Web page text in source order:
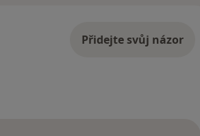
Přidejte svůj názor